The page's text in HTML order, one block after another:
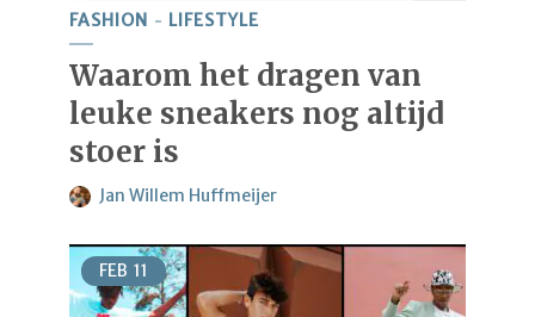
FASHION LIFESTYLE
Waarom het dragen van
leuke sneakers nog altijd
stoer is
Jan Willem Huffmeijer
FEB 11